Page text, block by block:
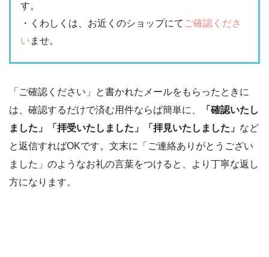
す。
・くわしくは、お近くのショップにて ご確認くださ
い ませ。
「ご確認ください」と書かれたメールをもらったときに
は、確認するだけで済む用件ならば簡単に、
「確認いたし
ました」「拝受いたしました」「拝見いたしました」 など
と返信すればOKです。文末に「ご連絡ありがとうござい
ました」のようなお礼の言葉をつけると、より丁寧な返し
方になります。